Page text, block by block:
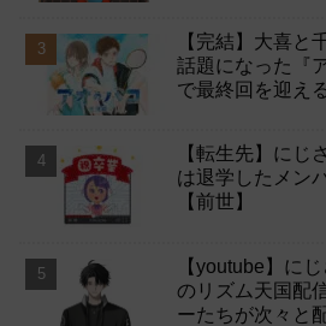
【完結】大喜と
話題になった『
で最終回を迎え
【転生先】にじ
は退学したメン
【前世】
【youtube】に
のリズム天国配
ーたちが次々と